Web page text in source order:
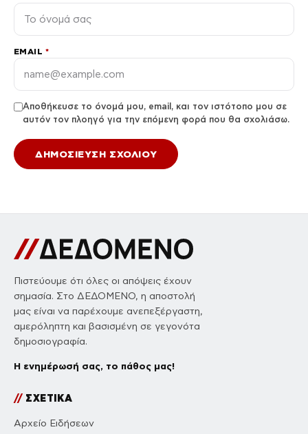
EMAIL *
Αποθήκευσε το όνομά μου, email, και τον ιστότοπο μου σε
αυτόν τον πλοηγό για την επόμενη φορά που θα σχολιάσω.
Πιστεύουμε ότι όλες οι απόψεις έχουν
σημασία. Στο ΔΕΔΟΜΕΝΟ, η αποστολή
μας είναι να παρέχουμε ανεπεξέργαστη,
αμερόληπτη και βασισμένη σε γεγονότα
δημοσιογραφία.
Η ενημέρωσή σας, το πάθος μας!
//ΣΧΕΤΙΚΑ
Αρχείο Ειδήσεων